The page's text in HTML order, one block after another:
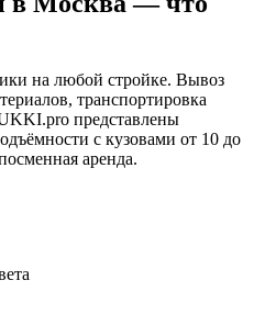
на любой стройке. Вывоз
транспортировка
представлены
с кузовами от 10 до
аренда.